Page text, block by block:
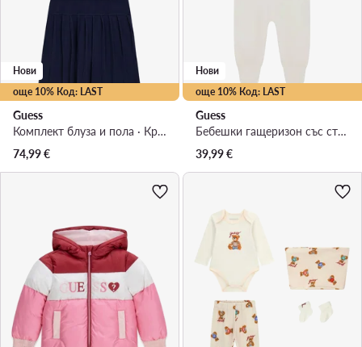
още 10% Код: LAST
Нови
Guess
Комплект блуза и пола · Кремав
74,99€
още 10% Код: LAST
Нови
Guess
Бебешки гащеризон със стъпала · Кремав
39,99€